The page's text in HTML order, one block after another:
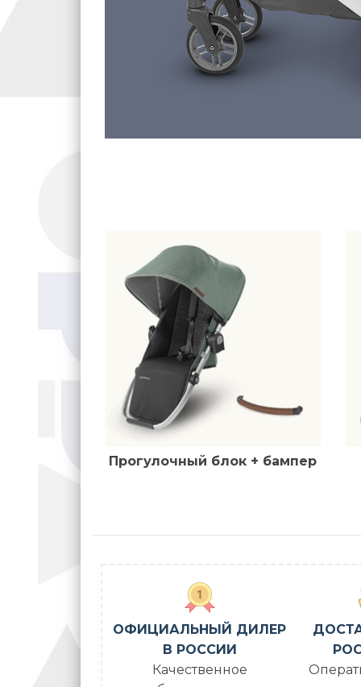
Прогулочный блок + бампер
ОФИЦИАЛЬНЫЙ ДИЛЕР
В РОССИИ
Качественное